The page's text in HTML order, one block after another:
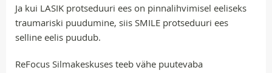
Ja kui LASIK protseduuri ees on pinnalihvimisel eeliseks
traumariski puudumine, siis SMILE protseduuri ees
selline eelis puudub.
ReFocus Silmakeskuses teeb vähe puutevaba